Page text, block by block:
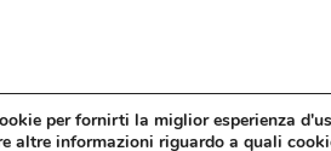
| Ufficio stampa: Via Nazionale, 60 00184
per fornirti la miglior esperienza
altre informazioni riguardo a quali